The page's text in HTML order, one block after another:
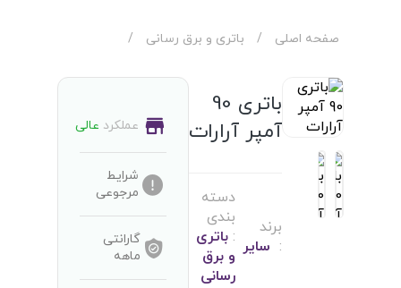
صفحه اصلی / باتری و برق رسانی /
باتری 90
آمپر آرارات
برند
: سایر
دسته
بندی
: باتری
و برق
رسانی
عملکرد عالی
شرایط
مرجوعی
گارانتی
ماهه